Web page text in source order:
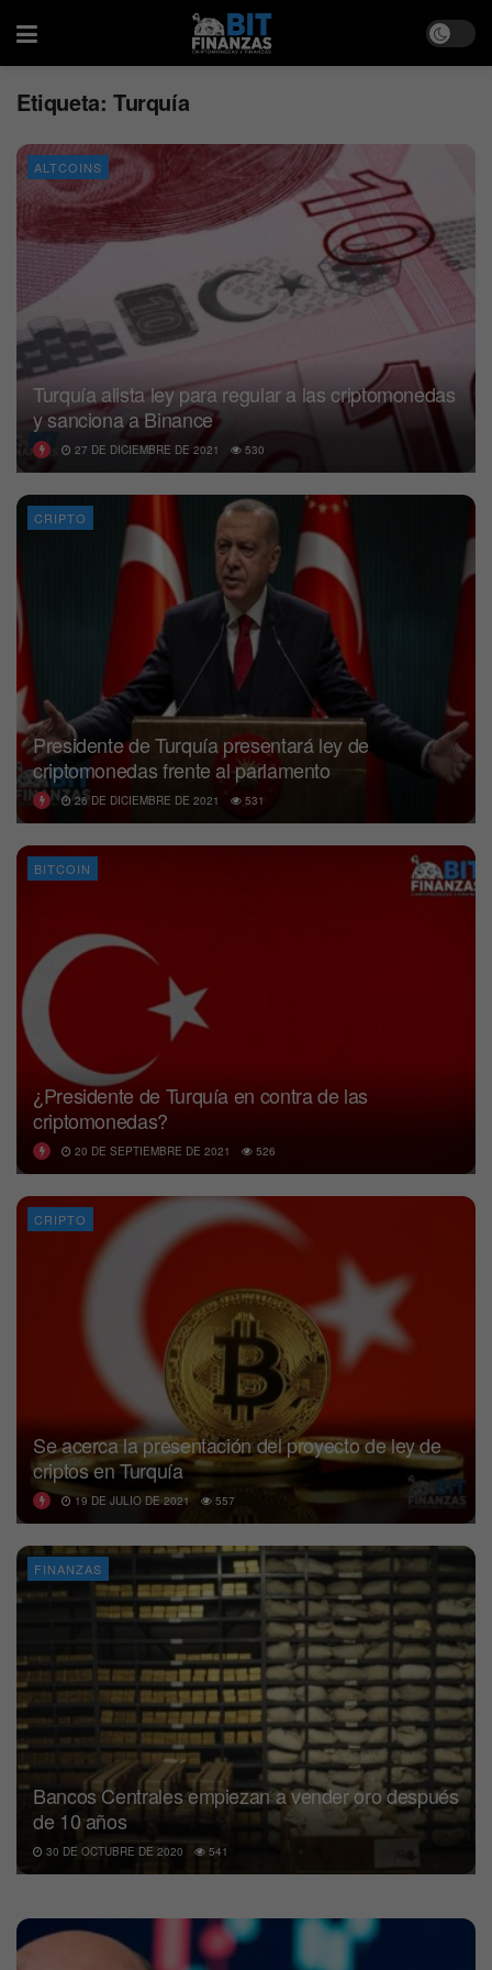
Etiqueta: Turquía
ALTCOINS
Turquía alista ley para regular a las criptomonedas
y sanciona a Binance
27 DE DICIEMBRE DE 2021 530
CRIPTO
Presidente de Turquía presentará ley de
criptomonedas frente al parlamento
26 DE DICIEMBRE DE 2021 531
BITCOIN
¿Presidente de Turquía en contra de las
criptomonedas?
20 DE SEPTIEMBRE DE 2021 526
CRIPTO
Se acerca la presentación del proyecto de ley de
criptos en Turquía
19 DE JULIO DE 2021 557
FINANZAS
Bancos Centrales empiezan a vender oro después
de 10 años
30 DE OCTUBRE DE 2020 541